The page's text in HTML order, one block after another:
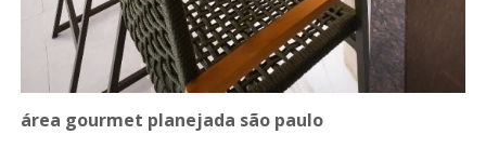
área gourmet planejada são paulo